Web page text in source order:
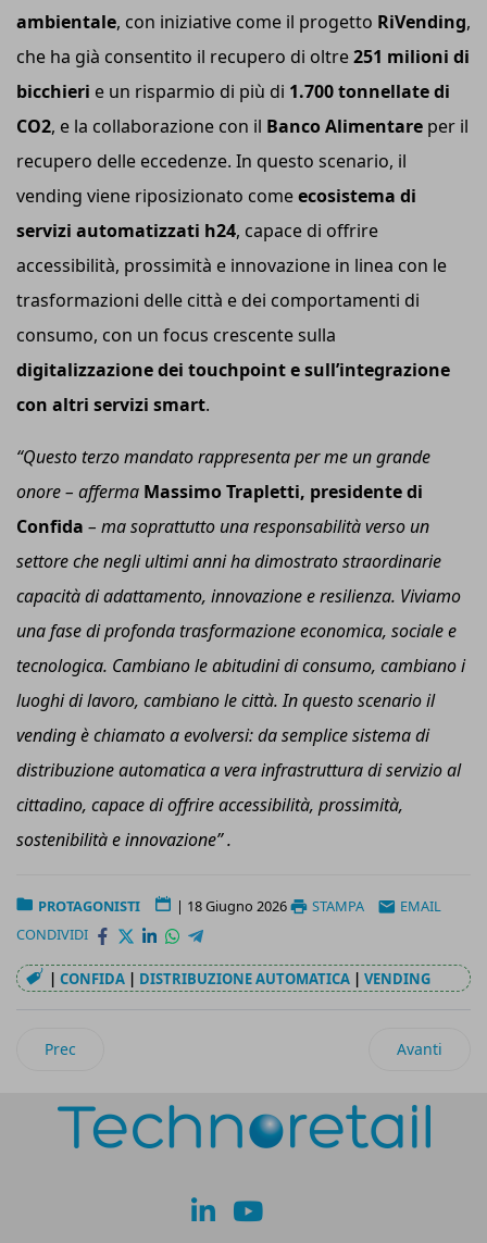
ambientale, con iniziative come il progetto RiVending,
che ha già consentito il recupero di oltre251 milioni di
bicchieri e un risparmio di più di 1.700 tonnellate di
CO2, e la collaborazione con il Banco Alimentare per il
recupero delle eccedenze. In questo scenario, il
vending viene riposizionato comeecosistema di
servizi automatizzati h24, capace di offrire
accessibilità, prossimità e innovazione in linea con le
trasformazioni delle città e dei comportamenti di
consumo, con un focus crescente sulla
digitalizzazione dei touchpoint e sull’integrazione
con altri servizi smart.
“Questo terzo mandato rappresenta per me un grande
onore – afferma Massimo Trapletti, presidente di
Confida – ma soprattutto una responsabilità verso un
settore che negli ultimi anni ha dimostrato straordinarie
capacità di adattamento, innovazione e resilienza. Viviamo
una fase di profonda trasformazione economica, sociale e
tecnologica. Cambiano le abitudini di consumo, cambiano i
luoghi di lavoro, cambiano le città. In questo scenario il
vending è chiamato a evolversi: da semplice sistema di
distribuzione automatica a vera infrastruttura di servizio al
cittadino, capace di offrire accessibilità, prossimità,
sostenibilità e innovazione” .
PROTAGONISTI | 18 Giugno 2026 STAMPA
EMAIL
CONDIVIDI
| CONFIDA | DISTRIBUZIONE AUTOMATICA | VENDING
Articolo precedente: Sharp Europe nomina Paul Yokoyama
Prec Articolo
Avanti
lk yt